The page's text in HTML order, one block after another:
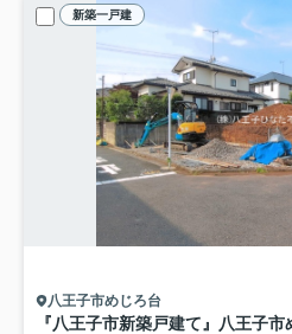
新築一戸建
八王子市めじろ台